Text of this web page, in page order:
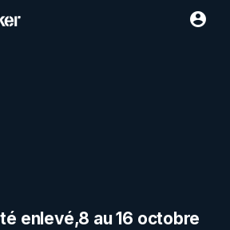
enlevé,8 au 16 octobre